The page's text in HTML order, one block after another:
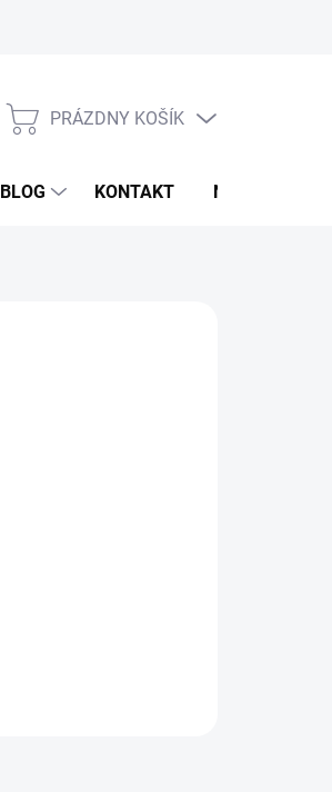
NÁKUPNÝ
PRÁZDNY KOŠÍK
BLOG KONTAKT NOVINKY